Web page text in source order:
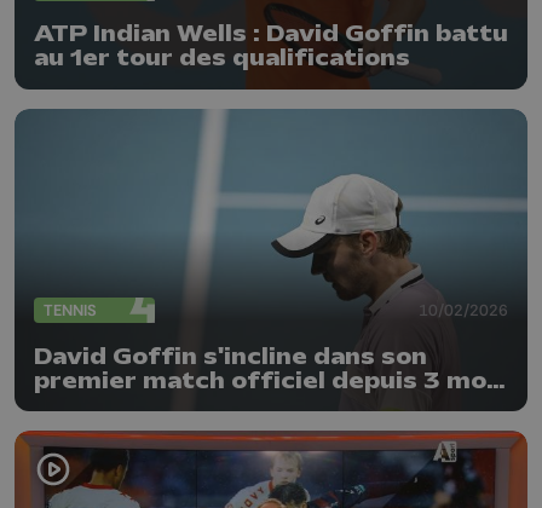
ATP Indian Wells : David Goffin battu
au 1er tour des qualifications
TENNIS 10/02/2026
David Goffin s'incline dans son
premier match officiel depuis 3 mois
et demi